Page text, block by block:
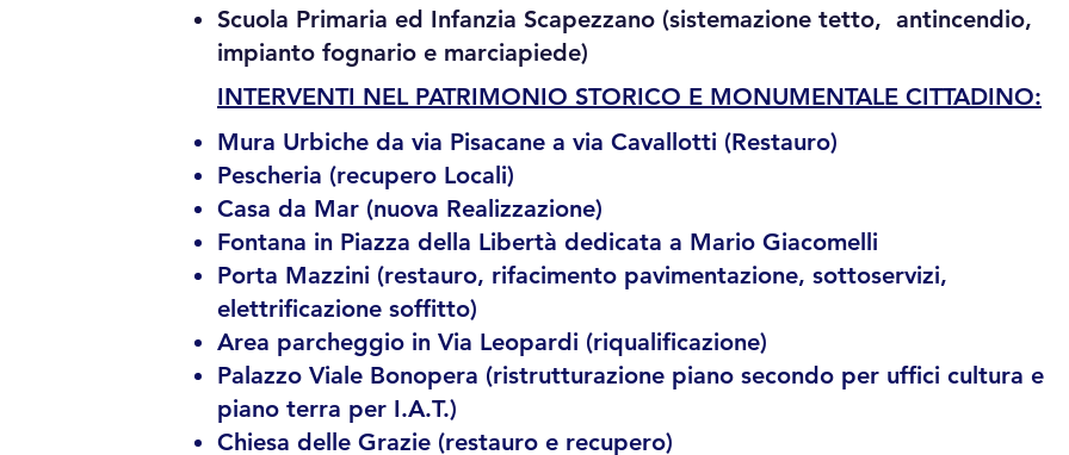
Scuola Primaria ed Infanzia Scapezzano (sistemazione tetto, antincendio,
impianto fognario e marciapiede)
INTERVENTI NEL PATRIMONIO STORICO E MONUMENTALE CITTADINO:
Mura Urbiche da via Pisacane a via Cavallotti (Restauro)
Pescheria (recupero Locali)
Casa da Mar (nuova Realizzazione)
Fontana in Piazza della Libertà dedicata a Mario Giacomelli
Porta Mazzini (restauro, rifacimento pavimentazione, sottoservizi,
elettrificazione soffitto)
Area parcheggio in Via Leopardi (riqualificazione)
Palazzo Viale Bonopera (ristrutturazione piano secondo per uffici cultura e
piano terra per I.A.T.)
Chiesa delle Grazie (restauro e recupero)